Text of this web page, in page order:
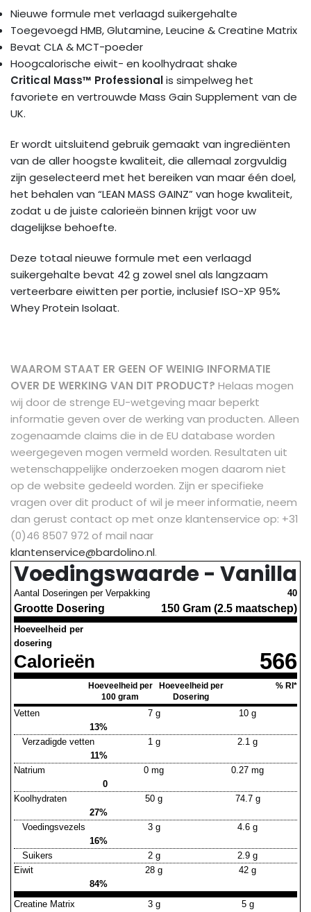
Nieuwe formule met verlaagd suikergehalte
Toegevoegd HMB, Glutamine, Leucine & Creatine Matrix
Bevat CLA & MCT-poeder
Hoogcalorische eiwit- en koolhydraat shake
Critical Mass™ Professionalis simpelweg het
favoriete en vertrouwde Mass Gain Supplement van de
UK.
Er wordt uitsluitend gebruik gemaakt van ingrediënten
van de aller hoogste kwaliteit, die allemaal zorgvuldig
zijn geselecteerd met het bereiken van maar één doel,
het behalen van “LEAN MASS GAINZ” van hoge kwaliteit,
zodat u de juiste calorieën binnen krijgt voor uw
dagelijkse behoefte.
Deze totaal nieuwe formule met een verlaagd
suikergehalte bevat 42 g zowel snel als langzaam
verteerbare eiwitten per portie, inclusief ISO-XP 95%
Whey Protein Isolaat.
WAAROM STAAT ER GEEN OF WEINIG INFORMATIE
OVER DE WERKING VAN DIT PRODUCT? Helaas mogen
wij door de strenge EU-wetgeving maar beperkt
informatie geven over de werking van producten. Alleen
zogenaamde claims die in de EU database worden
weergegeven mogen vermeld worden. Resultaten uit
wetenschappelijke onderzoeken mogen daarom niet
op de website gedeeld worden. Zijn er specifieke
vragen over dit product of wil je meer informatie, neem
dan gerust contact op met onze klantenservice op: +31
(0)46 8507 972 of mail naar
klantenservice@bardolino.nl.
Voedingswaarde - Vanilla
Aantal Doseringen per Verpakking 40
Grootte Dosering 150 Gram (2.5 maatschep)
Hoeveelheid per
dosering
Calorieën 566
Hoeveelheid per
100 gram
Hoeveelheid per
Dosering
% RI*
Vetten 7 g
10 g
13%
Verzadigde vetten
1 g
2.1 g
11%
Natrium
0 mg
0.27 mg
0
Koolhydraten
50 g
74.7 g
27%
Voedingsvezels
3 g
4.6 g
16%
Suikers
2 g
2.9 g
Eiwit
28 g
42 g
84%
Creatine Matrix
3 g 5 g